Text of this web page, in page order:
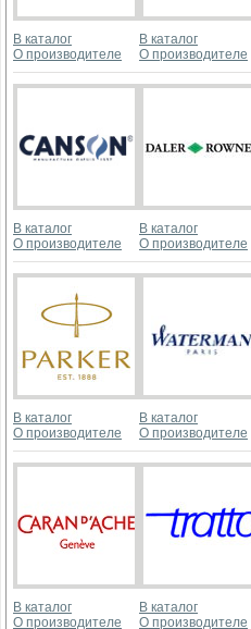
В каталог
О производителе
В каталог
О производителе
В каталог
О производителе
В каталог
О производителе
В каталог
О производителе
В каталог
О производителе
В каталог
О производителе
В каталог
О производителе